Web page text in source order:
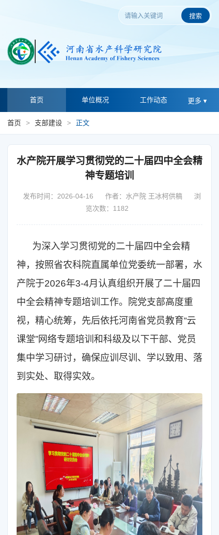
搜索
首页 单位概况 工作动态 更多 ▾
首页 > 支部建设 > 正文
水产院开展学习贯彻党的二十届四中全会精
神专题培训
发布时间：2026-04-16 作者：水产院 王冰柯供稿
浏
览次数：1182
为深入学习贯彻党的二十届四中全会精
神，按照省农科院直属单位党委统一部署，水
产院于2026年3-4月认真组织开展了二十届四
中全会精神专题培训工作。院党支部高度重
视，精心统筹，先后依托河南省党员教育“云
课堂”网络专题培训和科级及以下干部、党员
集中学习研讨，确保应训尽训、学以致用、落
到实处、取得实效。